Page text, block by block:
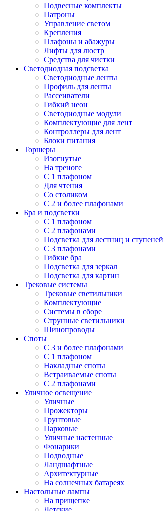
Подвесные комплекты
Патроны
Управление светом
Крепления
Плафоны и абажуры
Лифты для люстр
Средства для чистки
Светодиодная подсветка
Светодиодные ленты
Профиль для ленты
Рассеиватели
Гибкий неон
Светодиодные модули
Комплектующие для лент
Контроллеры для лент
Блоки питания
Торшеры
Изогнутые
На треноге
С 1 плафоном
Для чтения
Со столиком
С 2 и более плафонами
Бра и подсветки
С 1 плафоном
С 2 плафонами
Подсветка для лестниц и ступеней
С 3 плафонами
Гибкие бра
Подсветка для зеркал
Подсветка для картин
Трековые системы
Трековые светильники
Комплектующие
Системы в сборе
Струнные светильники
Шинопроводы
Споты
С 3 и более плафонами
С 1 плафоном
Накладные споты
Встраиваемые споты
С 2 плафонами
Уличное освещение
Уличные
Прожекторы
Грунтовые
Парковые
Уличные настенные
Фонарики
Подводные
Ландшафтные
Архитектурные
На солнечных батареях
Настольные лампы
На прищепке